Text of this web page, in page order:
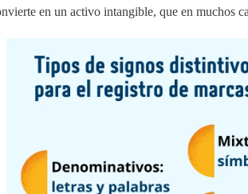
en un activo intangible, que en muchos